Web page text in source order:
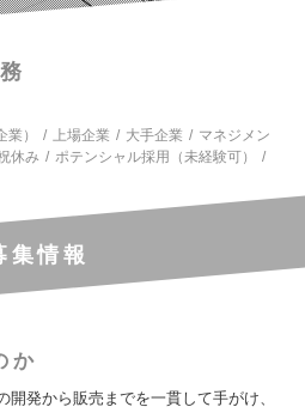
）
上場企業 大手企業
マネジメン
休み
ポテンシャル採用（未経験可）
集情報
か
発から販売までを一貫して手がけ、